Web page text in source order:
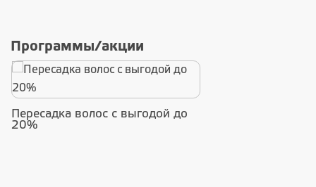
Программы/акции
Пересадка волос с выгодой до
20%